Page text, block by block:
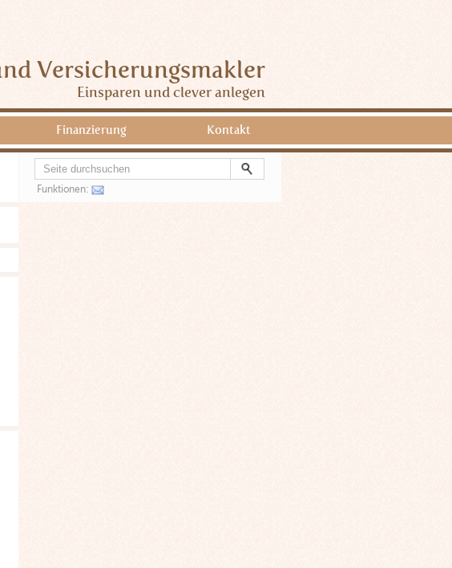
Versicherungsmakler
Einsparen und clever anlegen
Finanzierung Kontakt
Funktionen: